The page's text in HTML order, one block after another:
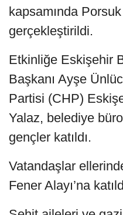
kapsamında Porsuk
gerçekleştirildi.
Etkinliğe Eskişehir
Başkanı Ayşe
Partisi (CHP)
Yalaz, belediye
gençler katıldı.
Vatandaşlar
Fener Alayı’na